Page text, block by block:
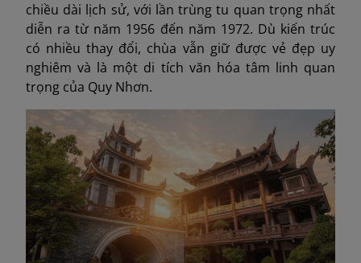
chiều dài lịch sử, với lần trùng tu quan trọng nhất
diễn ra từ năm 1956 đến năm 1972. Dù kiến trúc
có nhiều thay đổi, chùa vẫn giữ được vẻ đẹp uy
nghiêm và là một di tích văn hóa tâm linh quan
trọng của Quy Nhơn.